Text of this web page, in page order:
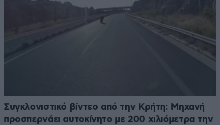
Συγκλονιστικό βίντεο από την Κρήτη: Μηχανή
προσπερνάει αυτοκίνητο με 200 χιλιόμετρα την